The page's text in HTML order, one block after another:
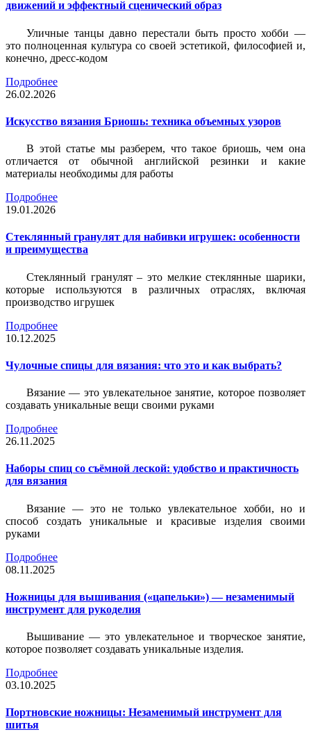
движений и эффектный сценический образ
Уличные танцы давно перестали быть просто хобби —
это полноценная культура со своей эстетикой, философией и,
конечно, дресс-кодом
Подробнее
26.02.2026
Искусство вязания Бриошь: техника объемных узоров
В этой статье мы разберем, что такое бриошь, чем она
отличается от обычной английской резинки и какие
материалы необходимы для работы
Подробнее
19.01.2026
Стеклянный гранулят для набивки игрушек: особенности
и преимущества
Стеклянный гранулят – это мелкие стеклянные шарики,
которые используются в различных отраслях, включая
производство игрушек
Подробнее
10.12.2025
Чулочные спицы для вязания: что это и как выбрать?
Вязание — это увлекательное занятие, которое позволяет
создавать уникальные вещи своими руками
Подробнее
26.11.2025
Наборы спиц со съёмной леской: удобство и практичность
для вязания
Вязание — это не только увлекательное хобби, но и
способ создать уникальные и красивые изделия своими
руками
Подробнее
08.11.2025
Ножницы для вышивания («цапельки») — незаменимый
инструмент для рукоделия
Вышивание — это увлекательное и творческое занятие,
которое позволяет создавать уникальные изделия.
Подробнее
03.10.2025
Портновские ножницы: Незаменимый инструмент для
шитья